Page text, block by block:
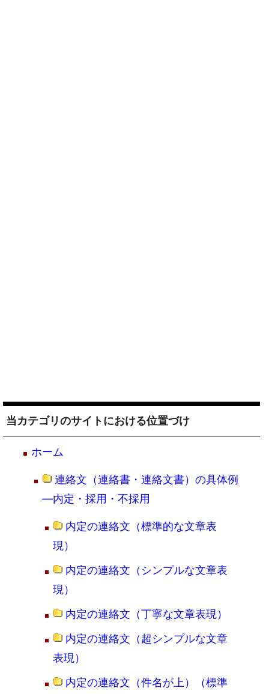
当カテゴリのサイトにおける位置づけ
ホーム
連絡文（連絡書・連絡文書）の具体例
―内定・採用・不採用
内定の連絡文（標準的な文章表
現）
内定の連絡文（シンプルな文章表
現）
内定の連絡文（丁寧な文章表現）
内定の連絡文（超シンプルな文章
表現）
内定の連絡文（件名が上）（標準